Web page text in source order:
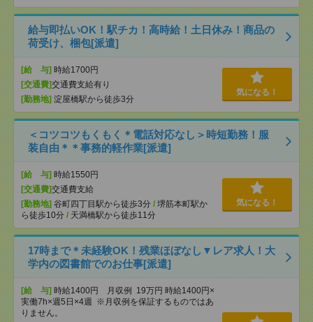
給与即払いOK！駅チカ！高時給！土日休み！商品の
荷受け、梱包[派遣]
[給 与] 時給1700円
[交通費]交通費支給有り
[勤務地] 淀屋橋駅から徒歩3分
気になる！
＜コツコツもくもく＊電話対応なし＞時短勤務！服
装自由＊＊事務的軽作業[派遣]
[給 与] 時給1550円
[交通費]交通費支給
[勤務地] 谷町四丁目駅から徒歩3分 / 堺筋本町駅か
ら徒歩10分 / 天満橋駅から徒歩11分
気になる！
17時まで＊未経験OK！残業ほぼなし▼レア求人！大
学内の図書館でのお仕事[派遣]
[給 与] 時給1400円 月収例 19万円 時給1400円×
実働7h×週5日×4週 ※月収例を保証するものではあ
りません。